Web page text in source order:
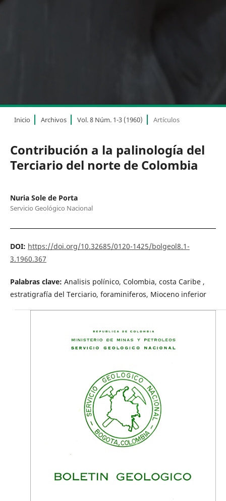
Inicio Archivos Vol. 8 Núm. 1-3 (1960) Artículos
Contribución a la palinología del
Terciario del norte de Colombia
Nuria Sole de Porta
Servicio Geológico Nacional
DOI: https://doi.org/10.32685/0120-1425/bolgeol8.1-
3.1960.367
Palabras clave: Analisis polínico, Colombia, costa Caribe ,
estratigrafía del Terciario, foraminiferos, Mioceno inferior